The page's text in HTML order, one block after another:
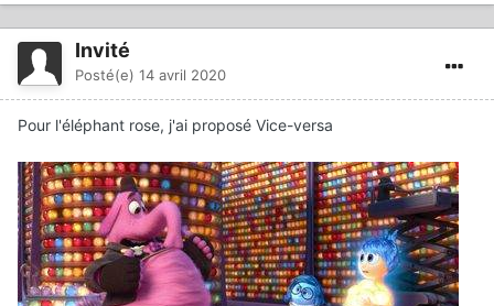
Invité
Posté(e) 14 avril 2020
Pour l'éléphant rose, j'ai proposé Vice-versa